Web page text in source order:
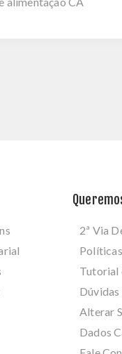
2ª Via
Tutorial
Alterar
Dados